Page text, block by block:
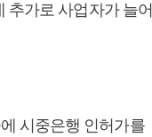
추가로 사업자가 늘어
시중은행 인허가를